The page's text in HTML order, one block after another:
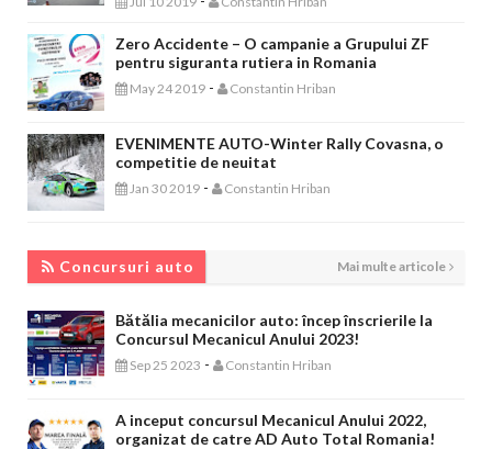
Zero Accidente – O campanie a Grupului ZF
pentru siguranta rutiera in Romania
May 24 2019 - Constantin Hriban
EVENIMENTE AUTO-Winter Rally Covasna, o
competitie de neuitat
Jan 30 2019 - Constantin Hriban
Concursuri auto Mai multe articole
Bătălia mecanicilor auto: încep înscrierile la
Concursul Mecanicul Anului 2023!
Sep 25 2023 - Constantin Hriban
A inceput concursul Mecanicul Anului 2022,
organizat de catre AD Auto Total Romania!